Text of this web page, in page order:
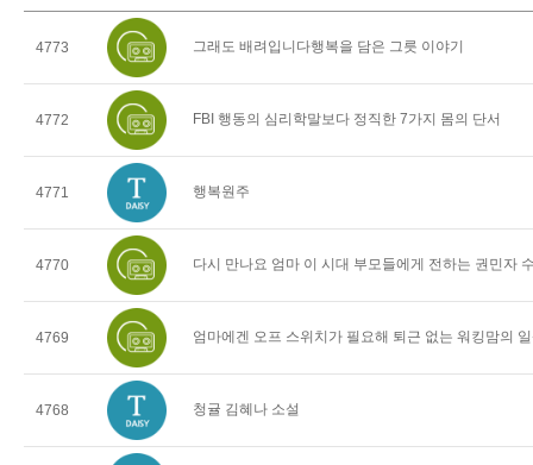
4773 그래도 배려입니다행복을 담은 그릇 이야기
4772 FBI 행동의 심리학말보다 정직한 7가지 몸의 단서
4771 행복원주
4770 다시 만나요 엄마 이 시대 부모들에게 전하는 권민자
4769 엄마에겐 오프 스위치가 필요해 퇴근 없는 워킹맘의
4768 청귤 김혜나 소설